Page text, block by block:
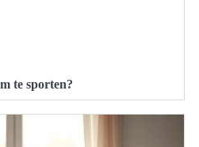
te sporten?